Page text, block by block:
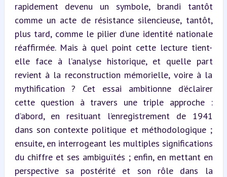
rapidement devenu un symbole, brandi tantôt
comme un acte de résistance silencieuse, tantôt,
plus tard, comme le pilier d’une identité nationale
réaffirmée. Mais à quel point cette lecture tient-
elle face à l’analyse historique, et quelle part
revient à la reconstruction mémorielle, voire à la
mythification ? Cet essai ambitionne d’éclairer
cette question à travers une triple approche :
d’abord, en resituant l’enregistrement de 1941
dans son contexte politique et méthodologique ;
ensuite, en interrogeant les multiples significations
du chiffre et ses ambiguïtés ; enfin, en mettant en
perspective sa postérité et son rôle dans la